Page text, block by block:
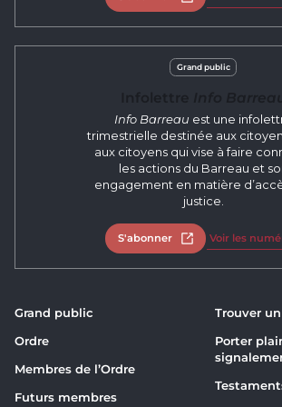
Grand public
Info Barreau est une
trimestrielle destinée aux
aux citoyens qui vise à faire
les actions du Barreau et
engagement en matière
justice.
S'abonner Ouvrir dans un
Voir les
Grand public
Ordre
Membres de l’Ordre
Futurs membres
Trouver
Porter